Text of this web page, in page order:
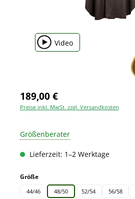
Video
189,00 €
Preise inkl. MwSt. zzgl. Versandkosten
Größenberater
Lieferzeit: 1–2 Werktage
Größeauswählen
44/46 48/50 52/54 56/58